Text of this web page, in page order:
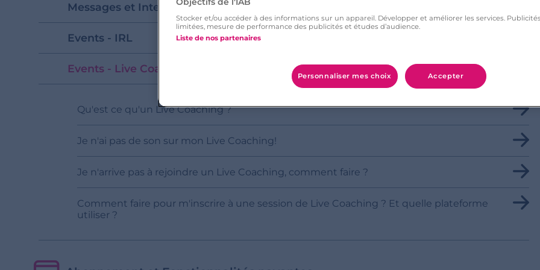
Messages et Interactions
Events - IRL
Events - Live Coaching
Qu'est ce qu'un Live Coaching ?
Je n'ai pas de son sur mon Live Coaching!
Je n'arrive pas à rejoindre un Live Coaching, comment faire ?
Comment faire pour m'inscrire à une session de Live Coaching ? Et quelle plateforme
utiliser ?
Stocker et/ou accéder à des informations sur un appareil. Développer et améliorer les services.
limitées, mesure de performance des publicités et études d’audience.
Liste de nos partenaires
Personnaliser mes choix Accepter